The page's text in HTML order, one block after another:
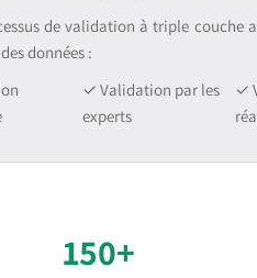
de validation à triple couche
données :
✓ Validation par les
experts
✓
150+